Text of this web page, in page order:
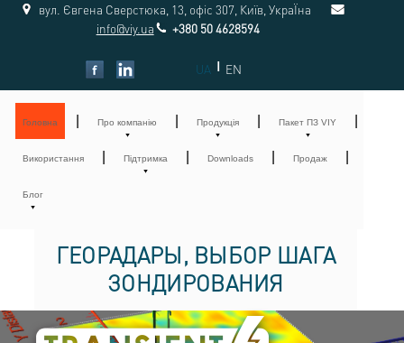
вул. Євгена Сверстюка, 13, офіс 307, Київ, УкраЇна
info@viy.ua
+380 50 4628594
UA | EN
Головна Про компанію Продукція Пакет ПЗ VIY
Використання Підтримка Downloads Продаж
Блог
ГЕОРАДАРЫ, ВЫБОР ШАГА
ЗОНДИРОВАНИЯ